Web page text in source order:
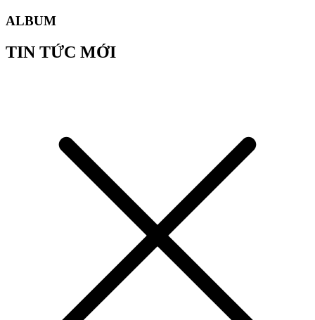
ALBUM
TIN TỨC MỚI